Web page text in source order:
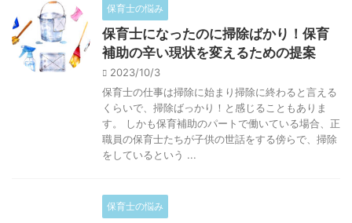
保育士の悩み
保育士になったのに掃除ばかり！保育
補助の辛い現状を変えるための提案
2023/10/3
保育士の仕事は掃除に始まり掃除に終わると言える
くらいで、掃除ばっかり！と感じることもありま
す。 しかも保育補助のパートで働いている場合、正
職員の保育士たちが子供の世話をする傍らで、掃除
をしているという ...
保育士の悩み